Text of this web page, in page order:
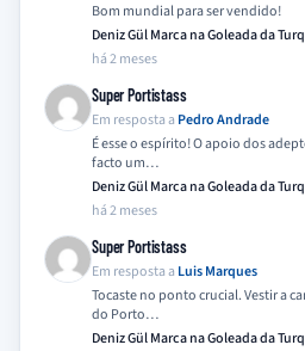
Bom mundial para ser vendido!
Deniz Gül Marca na Goleada da
há 2 meses
Super Portistass
Em resposta a Pedro Andrade
É esse o espírito! O apoio dos
facto um…
Deniz Gül Marca na Goleada da
há 2 meses
Super Portistass
Em resposta a Luis Marques
Tocaste no ponto crucial. Vestir a
do Porto…
Deniz Gül Marca na Goleada da